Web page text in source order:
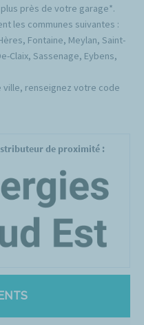
près de votre garage*.
les communes suivantes :
Fontaine, Meylan, Saint-
Claix, Sassenage, Eybens,
ville, renseignez votre code
de proximité :